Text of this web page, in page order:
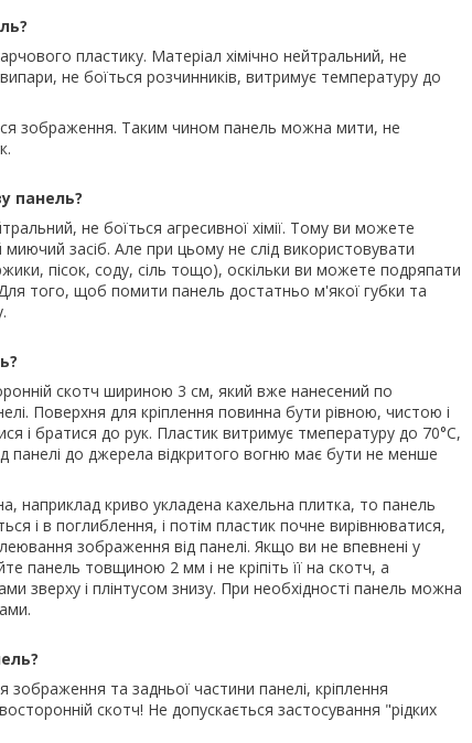
пластику. Матеріал хімічно нейтральний, не
не боїться розчинників, витримує температуру до
зображення. Таким чином панель можна мити, не
панель?
не боїться агресивної хімії. Тому ви можете
засіб. Але при цьому не слід використовувати
пісок, соду, сіль тощо), оскільки ви можете подряпати
того, щоб помити панель достатньо м'якої губки та
скотч шириною 3 см, який вже нанесений по
Поверхня для кріплення повинна бути рівною, чистою і
і братися до рук. Пластик витримує тмепературу до 70°С,
панелі до джерела відкритого вогню має бути не менше
наприклад криво укладена кахельна плитка, то панель
і в поглиблення, і потім пластик почне вирівнюватися,
зображення від панелі. Якщо ви не впевнені у
панель товщиною 2 мм і не кріпіть її на скотч, а
зверху і плінтусом знизу. При необхідності панель можна
та задньої частини панелі, кріплення
скотч! Не допускається застосування "рідких